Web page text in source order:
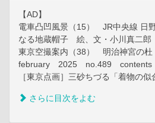
【AD】
電車凸凹風景（15） JR中央線 日
なる地蔵帽子 絵、文・小川真二郎
東京空撮案内（38） 明治神宮の
february 2025 no.489 contents
［東京点画］三砂ちづる「着物の似
さらに目次をよむ